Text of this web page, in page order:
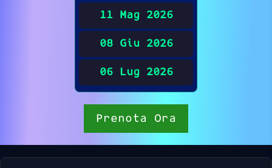
11 Mag 2026
08 Giu 2026
06 Lug 2026
Prenota Ora